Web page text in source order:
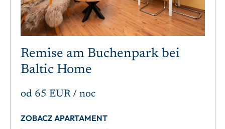
Remise am Buchenpark bei
Baltic Home
od 65 EUR/ noc
ZOBACZ APARTAMENT